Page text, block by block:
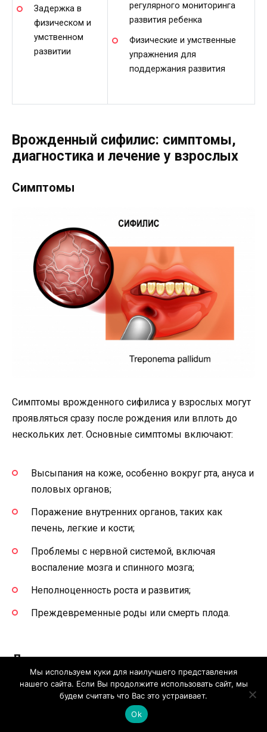
Задержка в
физическом и
умственном
развитии
регулярного мониторинга
развития ребенка
Физические и умственные
упражнения для
поддержания развития
Врожденный сифилис: симптомы,
диагностика и лечение у взрослых
Симптомы
Симптомы врожденного сифилиса у взрослых могут
проявляться сразу после рождения или вплоть до
нескольких лет. Основные симптомы включают:
Высыпания на коже, особенно вокруг рта, ануса и
половых органов;
Поражение внутренних органов, таких как
печень, легкие и кости;
Проблемы с нервной системой, включая
воспаление мозга и спинного мозга;
Неполноценность роста и развития;
Преждевременные роды или смерть плода.
Диагностика и лечение
Диагностика врожденного сифилиса осуществляется
на основе истории матери и ребенка, физического
обследования, анализа крови и других лабораторных
Мы используем куки для наилучшего представления
нашего сайта. Если Вы продолжите использовать сайт, мы
будем считать что Вас это устраивает.
Ok